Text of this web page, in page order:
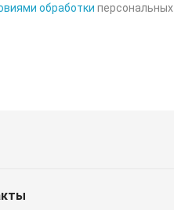
обработки персональных